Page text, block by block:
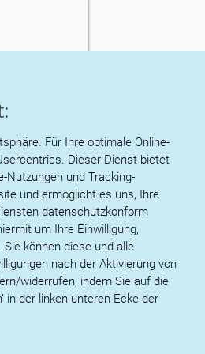
Martin Thies
Unternehmen
1
(m/w/d)
Steuerprofi mit DATEV-Know-
Für Ihre optimale Online-
Dieser Dienst bietet
Nutzungen und Tracking-
und ermöglicht es uns, Ihre
datenschutzkonform
um Ihre Einwilligung,
können diese und alle
nach der Aktivierung von
widerrufen, indem Sie auf die
in der linken unteren Ecke der